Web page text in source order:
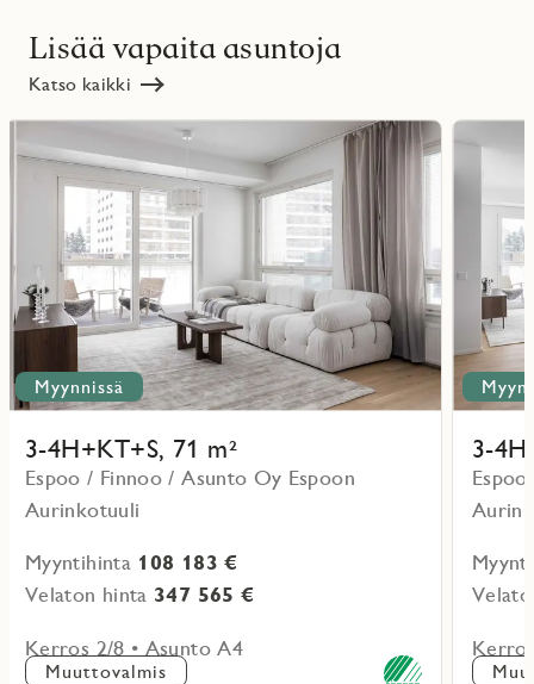
Lisää vapaita asuntoja
Katso kaikki
Myynnissä
3-4H+KT+S, 71 m²
Espoo / Finnoo / Asunto Oy Espoon
Aurinkotuuli
Myyntihinta 108 183 €
Velaton hinta 347 565 €
Kerros 2/8 • Asunto A4
Muuttovalmis
lisää
kohteesta
3-
Lue
lisää
kohteesta